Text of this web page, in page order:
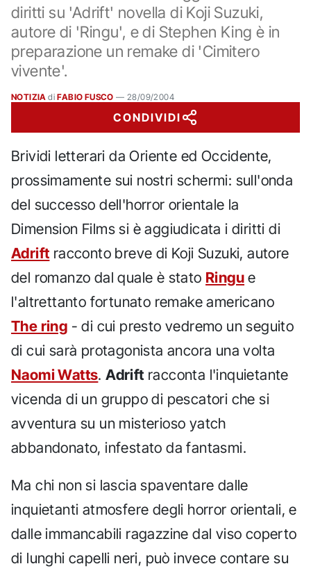
diritti su 'Adrift' novella di Koji Suzuki,
autore di 'Ringu', e di Stephen King è in
preparazione un remake di 'Cimitero
vivente'.
NOTIZIA di FABIO FUSCO —28/09/2004
CONDIVIDI
Brividi letterari da Oriente ed Occidente,
prossimamente sui nostri schermi: sull'onda
del successo dell'horror orientale la
Dimension Films si è aggiudicata i diritti di
Adrift racconto breve di Koji Suzuki, autore
del romanzo dal quale è stato Ringu e
l'altrettanto fortunato remake americano
The ring - di cui presto vedremo un seguito
di cui sarà protagonista ancora una volta
Naomi Watts.Adrift racconta l'inquietante
vicenda di un gruppo di pescatori che si
avventura su un misterioso yatch
abbandonato, infestato da fantasmi.
Ma chi non si lascia spaventare dalle
inquietanti atmosfere degli horror orientali, e
dalle immancabili ragazzine dal viso coperto
di lunghi capelli neri, può invece contare su